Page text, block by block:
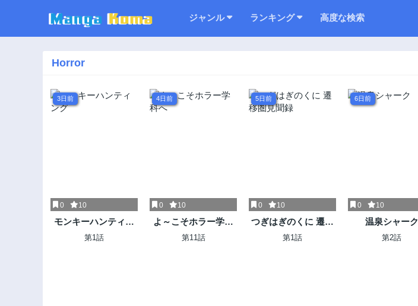
ジャンル ランキング 高度な検索
Horror
3日前
0 10
モンキーハンティン
グ
第1話
4日前
0 10
よ～こそホラー学科
へ
第11話
5日前
0 10
つぎはぎのくに 遷移
圏見聞録
第1話
6日前
0 10
温泉シャーク
第2話